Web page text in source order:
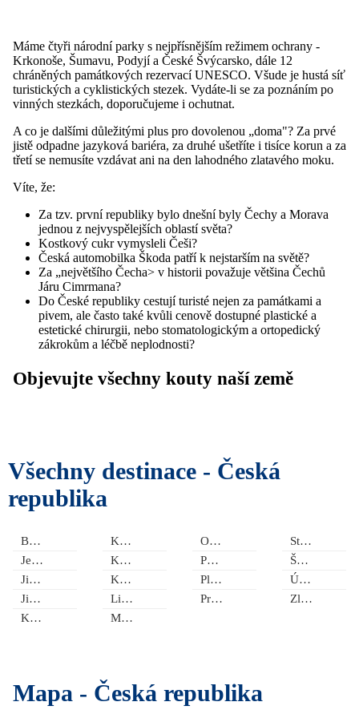
Máme čtyři národní parky s nejpřísnějším režimem ochrany -
Krkonoše, Šumavu, Podyjí a České Švýcarsko, dále 12
chráněných památkových rezervací UNESCO. Všude je hustá síť
turistických a cyklistických stezek. Vydáte-li se za poznáním po
vinných stezkách, doporučujeme i ochutnat.
A co je dalšími důležitými plus pro dovolenou „doma"? Za prvé
jistě odpadne jazyková bariéra, za druhé ušetříte i tisíce korun a za
třetí se nemusíte vzdávat ani na den lahodného zlatavého moku.
Víte, že:
Za tzv. první republiky bylo dnešní byly Čechy a Morava
jednou z nejvyspělejších oblastí světa?
Kostkový cukr vymysleli Češi?
Česká automobilka Škoda patří k nejstarším na světě?
Za „největšího Čecha> v historii považuje většina Čechů
Járu Cimrmana?
Do České republiky cestují turisté nejen za památkami a
pivem, ale často také kvůli cenově dostupné plastické a
estetické chirurgii, nebo stomatologickým a ortopedický
zákrokům a léčbě neplodnosti?
Objevujte všechny kouty naší země
Všechny destinace - Česká
republika
Beskydy
Jeseníky
Jihočeský kraj
Jihomoravský kraj
Karlovarský kraj
Kraj Vysočina
Královéhradecký kraj
Krkonoše
Liberecký kraj
Moravskoslezský kraj
Olomoucký kraj
Pardubický kraj
Plzeňský kraj
Praha a okolí
Středočeský kraj
Šumava
Ústecký kraj
Zlínský kraj
Mapa - Česká republika